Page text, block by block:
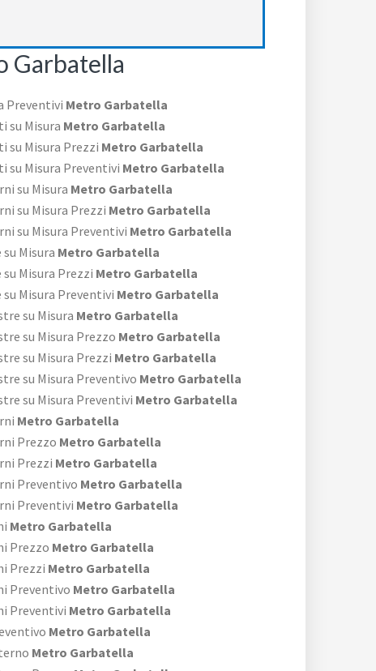
Garbatella
Preventivi Metro Garbatella
su Misura Metro Garbatella
su Misura Prezzi Metro Garbatella
su Misura Preventivi Metro Garbatella
su Misura Metro Garbatella
su Misura Prezzi Metro Garbatella
su Misura Preventivi Metro Garbatella
Misura Metro Garbatella
Misura Prezzi Metro Garbatella
Misura Preventivi Metro Garbatella
su Misura Metro Garbatella
su Misura Prezzo Metro Garbatella
su Misura Prezzi Metro Garbatella
su Misura Preventivo Metro Garbatella
su Misura Preventivi Metro Garbatella
Metro Garbatella
Prezzo Metro Garbatella
Prezzi Metro Garbatella
Preventivo Metro Garbatella
Preventivi Metro Garbatella
Metro Garbatella
Prezzo Metro Garbatella
Prezzi Metro Garbatella
Preventivo Metro Garbatella
Preventivi Metro Garbatella
Metro Garbatella
Metro Garbatella